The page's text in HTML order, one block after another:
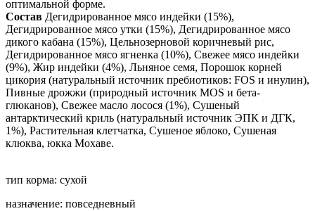
оптимальной форме.
Состав Дегидрированное мясо индейки (15%),
Дегидрированное мясо утки (15%), Дегидрированное мясо
дикого кабана (15%), Цельнозерновой коричневый рис,
Дегидрированное мясо ягненка (10%), Свежее мясо индейки
(9%), Жир индейки (4%), Льняное семя, Порошок корней
цикория (натуральный источник пребиотиков: FOS и инулин),
Пивные дрожжи (природный источник MOS и бета-
глюканов), Свежее масло лосося (1%), Сушеный
антарктический криль (натуральный источник ЭПК и ДГК,
1%), Растительная клетчатка, Сушеное яблоко, Сушеная
клюква, юкка Мохаве.
тип корма: сухой
назначение: повседневный